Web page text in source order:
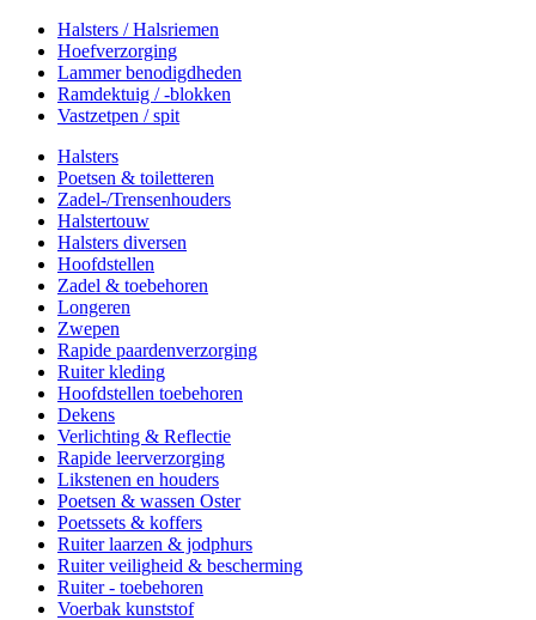
Halsters / Halsriemen
Hoefverzorging
Lammer benodigdheden
Ramdektuig / -blokken
Vastzetpen / spit
Halsters
Poetsen & toiletteren
Zadel-/Trensenhouders
Halstertouw
Halsters diversen
Hoofdstellen
Zadel & toebehoren
Longeren
Zwepen
Rapide paardenverzorging
Ruiter kleding
Hoofdstellen toebehoren
Dekens
Verlichting & Reflectie
Rapide leerverzorging
Likstenen en houders
Poetsen & wassen Oster
Poetssets & koffers
Ruiter laarzen & jodphurs
Ruiter veiligheid & bescherming
Ruiter - toebehoren
Voerbak kunststof